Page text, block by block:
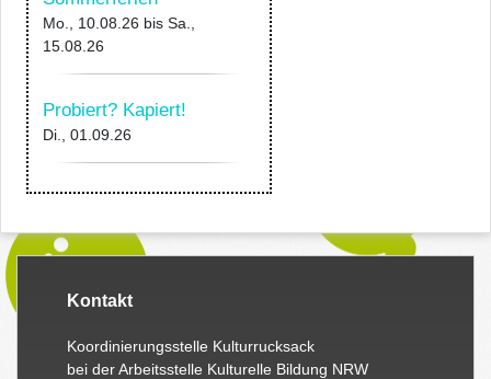
Mo., 10.08.26 bis Sa.,
15.08.26
Probiert? Kapiert!
Di., 01.09.26
Kontakt
Koordinierungsstelle Kulturrucksack
bei der Arbeitsstelle Kulturelle Bildung NRW